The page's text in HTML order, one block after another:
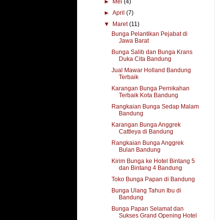
►April(7)
▼ Maret(11)
Bunga Pelantikan Pejabat di
Jawa Barat
Bunga Salib dan Bunga Krans
Duka Cita Bandung
Jual Mawar Holland Bandung
Terbaik
Karangan Bunga Pernikahan
Terbaik Kota Bandung
Rangkaian Bunga Sedap Malam
Bandung
Karangan Bunga Anggrek
Cattleya di Bandung
Rangkaian Bunga Anggrek
Bulan Bandung
Kirim Bunga ke Hotel Bintang 5
dan Bintang 4 Bandung
Toko Bunga Papan di Bandung
Bunga Ulang Tahun Ibu di
Bandung
Bunga Papan Selamat dan
Sukses Grand Opening Hotel